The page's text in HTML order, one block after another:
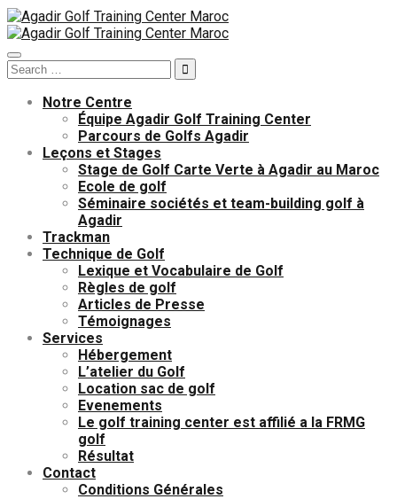
Toggle
navigation
Search
for:
Notre Centre
Équipe Agadir Golf Training Center
Parcours de Golfs Agadir
Leçons et Stages
Stage de Golf Carte Verte à Agadir au Maroc
Ecole de golf
Séminaire sociétés et team-building golf à
Agadir
Trackman
Technique de Golf
Lexique et Vocabulaire de Golf
Règles de golf
Articles de Presse
Témoignages
Services
Hébergement
L’atelier du Golf
Location sac de golf
Evenements
Le golf training center est affilié a la FRMG
golf
Résultat
Contact
Conditions Générales